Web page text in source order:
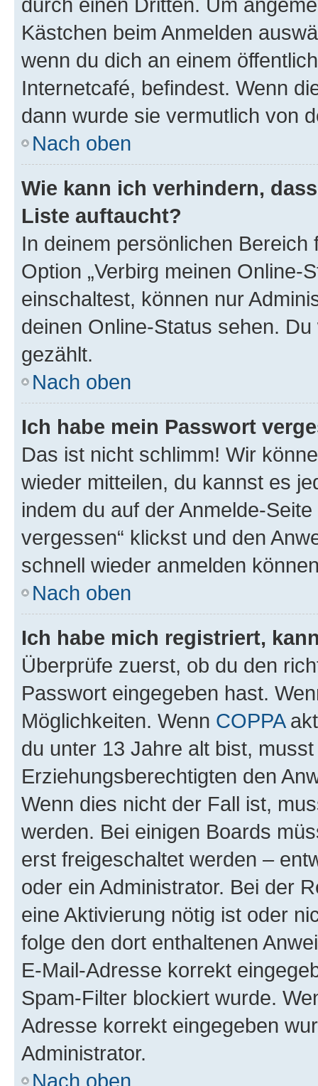
Kästchen beim Anmelden
wenn du dich an einem
Internetcafé, befindest. Wenn
dann wurde sie vermutlich von
Nach oben
Wie kann ich verhindern,
Liste auftaucht?
In deinem persönlichen
Option „Verbirg meinen Online-
einschaltest, können nur
deinen Online-Status sehen.
gezählt.
Nach oben
Ich habe mein Passwort
Das ist nicht schlimm! Wir
wieder mitteilen, du kannst es
indem du auf der Anmelde-
vergessen“ klickst und den
schnell wieder anmelden
Nach oben
Ich habe mich registriert,
Überprüfe zuerst, ob du den
Passwort eingegeben hast.
Möglichkeiten. Wenn COPPA
du unter 13 Jahre alt bist,
Erziehungsberechtigten den
Wenn dies nicht der Fall ist,
werden. Bei einigen Boards
erst freigeschaltet werden –
oder ein Administrator. Bei der
eine Aktivierung nötig ist oder
folge den dort enthaltenen
E-Mail-Adresse korrekt
Spam-Filter blockiert wurde.
Adresse korrekt eingegeben
Administrator.
Nach oben